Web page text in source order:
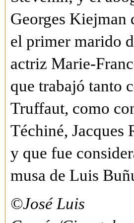
Georges Kiejman
el primer marido
actriz Marie-
que trabajó tanto
Truffaut, como
Téchiné, Jacques
y que fue
musa de Luis
©José Luis